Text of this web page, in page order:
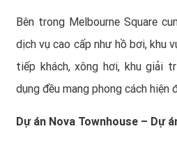
Bên trong Melbourne Square
dịch vụ cao cấp như hồ bơi, khu
tiếp khách, xông hơi, khu giải
dụng đều mang phong cách hiện
Dự án Nova Townhouse – Dự